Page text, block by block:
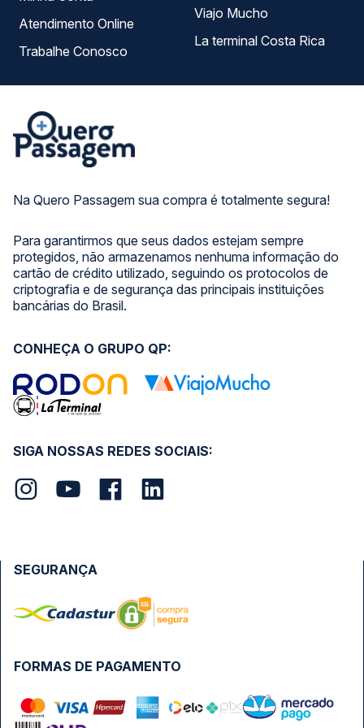
Na Quero Passagem sua compra é totalmente segura!
Para garantirmos que seus dados estejam sempre
protegidos, não armazenamos nenhuma informação do
cartão de crédito utilizado, seguindo os protocolos de
criptografia e de segurança das principais instituições
bancárias do Brasil.
Atendimento Online
Trabalhe Conosco
Viajo Mucho
La terminal Costa Rica
SIGA NOSSAS REDES SOCIAIS:
CONHEÇA O GRUPO QP:
FORMAS DE PAGAMENTO
SEGURANÇA